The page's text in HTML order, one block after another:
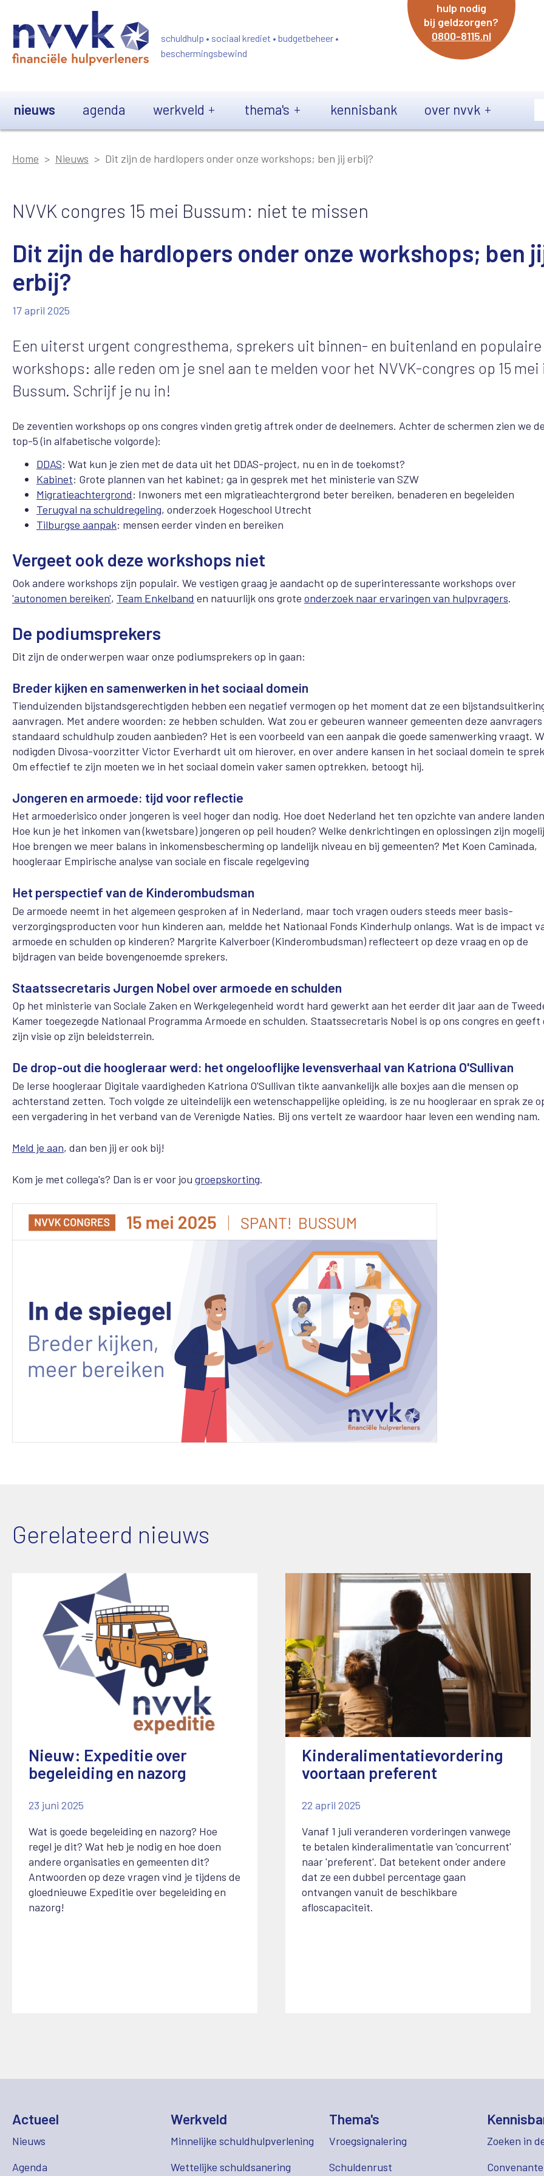
schuldhulp • sociaal krediet • budgetbeheer •
beschermingsbewind
hulp nodig
bij geldzorgen?
0800-8115.nl
nieuws agenda werkveld thema's kennisbank over nvvk
Home Nieuws Dit zijn de hardlopers onder onze workshops; ben jij erbij?
NVVK congres 15 mei Bussum: niet te missen
Dit zijn de hardlopers onder onze workshops; ben
erbij?
17 april 2025
Een uiterst urgent congresthema, sprekers uit binnen- en buitenland en populaire
workshops: alle reden om je snel aan te melden voor het NVVK-congres op 15 mei
Bussum. Schrijf je nu in!
De zeventien workshops op ons congres vinden gretig aftrek onder de deelnemers. Achter de schermen zien we
top-5 (in alfabetische volgorde):
DDAS: Wat kun je zien met de data uit het DDAS-project, nu en in de toekomst?
Kabinet: Grote plannen van het kabinet; ga in gesprek met het ministerie van SZW
Migratieachtergrond: Inwoners met een migratieachtergrond beter bereiken, benaderen en begeleiden
Terugval na schuldregeling, onderzoek Hogeschool Utrecht
Tilburgse aanpak: mensen eerder vinden en bereiken
Vergeet ook deze workshops niet
Ook andere workshops zijn populair. We vestigen graag je aandacht op de superinteressante workshops over
'autonomen bereiken', Team Enkelband en natuurlijk ons grote onderzoek naar ervaringen van hulpvragers.
De podiumsprekers
Dit zijn de onderwerpen waar onze podiumsprekers op in gaan:
Breder kijken en samenwerken in het sociaal domein
Tienduizenden bijstandsgerechtigden hebben een negatief vermogen op het moment dat ze een
aanvragen. Met andere woorden: ze hebben schulden. Wat zou er gebeuren wanneer gemeenten deze aanvragers
standaard schuldhulp zouden aanbieden? Het is een voorbeeld van een aanpak die goede samenwerking vraagt.
nodigden Divosa-voorzitter Victor Everhardt uit om hierover, en over andere kansen in het sociaal domein te
Om effectief te zijn moeten we in het sociaal domein vaker samen optrekken, betoogt hij.
Jongeren en armoede: tijd voor reflectie
Het armoederisico onder jongeren is veel hoger dan nodig. Hoe doet Nederland het ten opzichte van andere
Hoe kun je het inkomen van (kwetsbare) jongeren op peil houden? Welke denkrichtingen en oplossingen zijn
Hoe brengen we meer balans in inkomensbescherming op landelijk niveau en bij gemeenten? Met Koen Caminada,
hoogleraar Empirische analyse van sociale en fiscale regelgeving
Het perspectief van de Kinderombudsman
De armoede neemt in het algemeen gesproken af in Nederland, maar toch vragen ouders steeds meer basis-
verzorgingsproducten voor hun kinderen aan, meldde het Nationaal Fonds Kinderhulp onlangs. Wat is de impact
armoede en schulden op kinderen? Margrite Kalverboer (Kinderombudsman) reflecteert op deze vraag en op de
bijdragen van beide bovengenoemde sprekers.
Staatssecretaris Jurgen Nobel over armoede en schulden
Op het ministerie van Sociale Zaken en Werkgelegenheid wordt hard gewerkt aan het eerder dit jaar aan de
Kamer toegezegde Nationaal Programma Armoede en schulden. Staatssecretaris Nobel is op ons congres en geeft
zijn visie op zijn beleidsterrein.
De drop-out die hoogleraar werd: het ongelooflijke levensverhaal van Katriona O'Sullivan
De Ierse hoogleraar Digitale vaardigheden Katriona O'Sullivan tikte aanvankelijk alle boxjes aan die mensen op
achterstand zetten. Toch volgde ze uiteindelijk een wetenschappelijke opleiding, is ze nu hoogleraar en sprak ze
een vergadering in het verband van de Verenigde Naties. Bij ons vertelt ze waardoor haar leven een wending nam.
Meld je aan, dan ben jij er ook bij!
Kom je met collega's? Dan is er voor jou groepskorting.
Gerelateerd nieuws
Nieuw: Expeditie over
begeleiding en nazorg
23 juni 2025
Wat is goede begeleiding en nazorg? Hoe
regel je dit? Wat heb je nodig en hoe doen
andere organisaties en gemeenten dit?
Antwoorden op deze vragen vind je tijdens de
gloednieuwe Expeditie over begeleiding en
nazorg!
Kinderalimentatievordering
voortaan preferent
22 april 2025
Vanaf 1 juli veranderen vorderingen vanwege
te betalen kinderalimentatie van 'concurrent'
naar 'preferent'. Dat betekent onder andere
dat ze een dubbel percentage gaan
ontvangen vanuit de beschikbare
afloscapaciteit.
Actueel
Nieuws
Agenda
Werkveld
Minnelijke schuldhulpverlening
Wettelijke schuldsanering
Thema's
Vroegsignalering
Schuldenrust
Zoeken in